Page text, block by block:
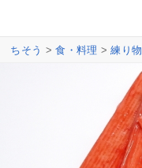
ちそう >食・料理 >練り物